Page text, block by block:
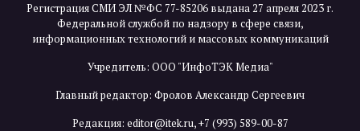
Регистрация СМИ ЭЛ №ФС 77-85206 выдана 27 апреля 2023 г.
Федеральной службой по надзору в сфере связи,
информационных технологий и массовых коммуникаций
Учредитель: ООО "ИнфоТЭК Медиа"
Главный редактор: Фролов Александр Сергеевич
Редакция: editor@itek.ru,+7 (993) 589-00-87